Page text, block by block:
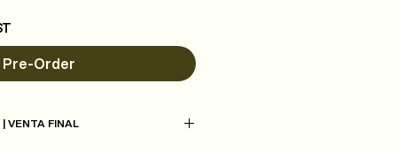
Pre-Order
VENTA FINAL